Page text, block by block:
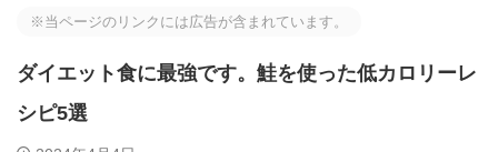
※当ページのリンクには広告が含まれています。
ダイエット食に最強です。鮭を使った低カロリーレ
シピ5選